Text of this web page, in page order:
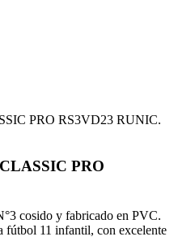
PRO
cosido y fabricado en PVC.
fútbol 11 infantil, con excelente